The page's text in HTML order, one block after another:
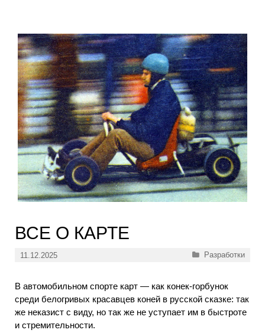
ВСЕ О КАРТЕ
11.12.2025 Рубрики
Разработки
В автомобильном спорте карт — как конек-горбунок
среди белогривых красавцев коней в русской сказке: так
же неказист с виду, но так же не уступает им в быстроте
и стремительности.